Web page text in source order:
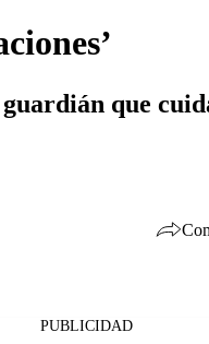
que
PUBLICIDAD